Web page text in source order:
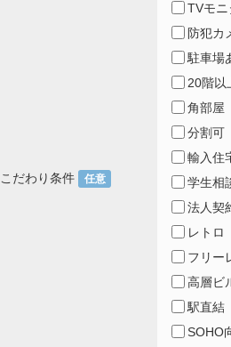
こだわり条件 任意
TVモニ
防犯カ
駐車場
20階以
角部屋
分割可
輸入住
学生相
法人契
レトロ
フリー
高層ビ
駅直結
SOHO